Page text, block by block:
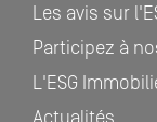
Les avis sur
Participez à
L'ESG